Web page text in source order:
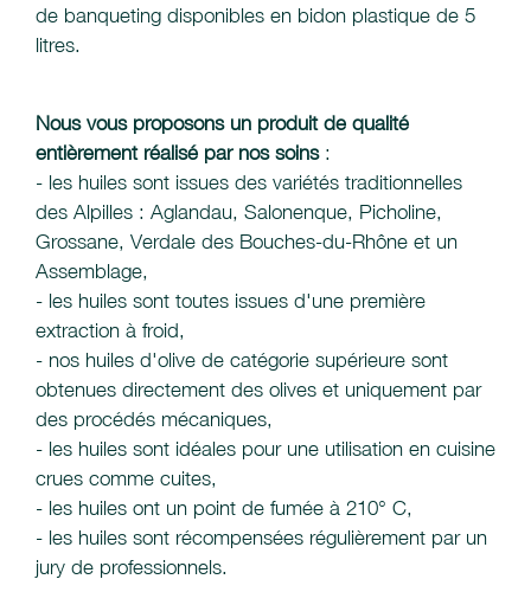
de banqueting disponibles en bidon plastique de 5
litres.
Nous vous proposons un produit de qualité
entièrement réalisé par nos soins:
- les huiles sont issues des variétés traditionnelles
des Alpilles : Aglandau, Salonenque, Picholine,
Grossane, Verdale des Bouches-du-Rhône et un
Assemblage,
- les huiles sont toutes issues d'une première
extraction à froid,
- nos huiles d'olive de catégorie supérieure sont
obtenues directement des olives et uniquement par
des procédés mécaniques,
- les huiles sont idéales pour une utilisation en cuisine
crues comme cuites,
- les huiles ont un point de fumée à 210° C,
- les huiles sont récompensées régulièrement par un
jury de professionnels.